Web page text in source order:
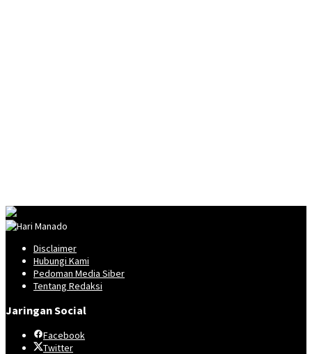
Disclaimer
Hubungi Kami
Pedoman Media Siber
Tentang Redaksi
Jaringan Social
Facebook
Twitter